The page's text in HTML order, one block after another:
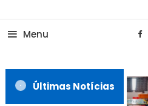
Menu
Últimas Notícias